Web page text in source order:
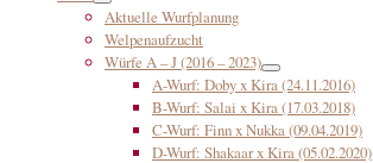
Aktuelle Wurfplanung
Welpenaufzucht
Würfe A – J (2016 – 2023)
A-Wurf: Doby x Kira (24.11.2016)
B-Wurf: Salai x Kira (17.03.2018)
C-Wurf: Finn x Nukka (09.04.2019)
D-Wurf: Shakaar x Kira (05.02.2020)